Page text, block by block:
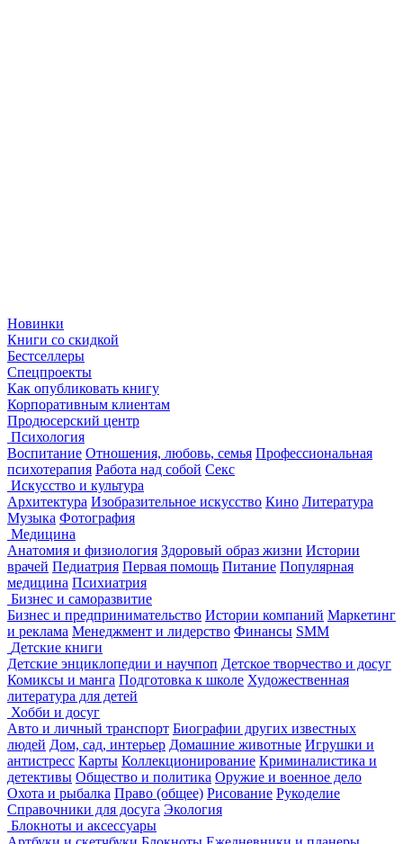
Новинки
Книги со скидкой
Бестселлеры
Спецпроекты
Как опубликовать книгу
Корпоративным клиентам
Продюсерский центр
Психология
Воспитание Отношения, любовь, семья Профессиональная
психотерапия Работа над собой Секс
Искусство и культура
Архитектура Изобразительное искусство Кино Литература
Музыка Фотография
Медицина
Анатомия и физиология Здоровый образ жизни Истории
врачей Педиатрия Первая помощь Питание Популярная
медицина Психиатрия
Бизнес и саморазвитие
Бизнес и предпринимательство Истории компаний Маркетинг
и реклама Менеджмент и лидерство Финансы SMM
Детские книги
Детские энциклопедии и научпоп Детское творчество и досуг
Комиксы и манга Подготовка к школе Художественная
литература для детей
Хобби и досуг
Авто и личный транспорт Биографии других известных
людей Дом, сад, интерьер Домашние животные Игрушки и
антистресс Карты Коллекционирование Криминалистика и
детективы Общество и политика Оружие и военное дело
Охота и рыбалка Право (общее) Рисование Рукоделие
Справочники для досуга Экология
Блокноты и аксессуары